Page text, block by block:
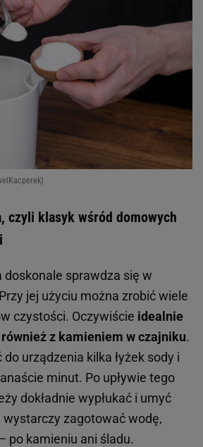
czyli klasyk wśród domowych
doskonale sprawdza się w
jej użyciu można zrobić wiele
czystości. Oczywiście idealnie
z kamieniem w czajniku.
urządzenia kilka łyżek sody i
minut. Po upływie tego
dokładnie wypłukać i umyć
zagotować wodę,
po kamieniu ani śladu.